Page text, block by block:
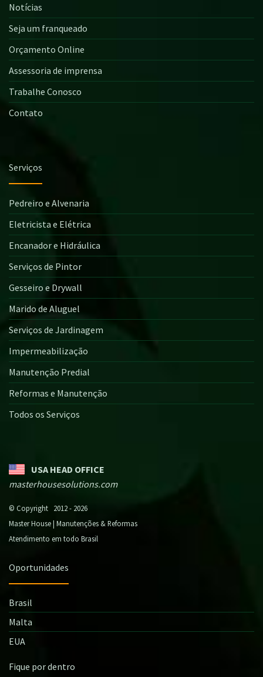
Notícias
Seja um franqueado
Orçamento Online
Assessoria de imprensa
Trabalhe Conosco
Contato
Serviços
Pedreiro e Alvenaria
Eletricista e Elétrica
Encanador e Hidráulica
Serviços de Pintor
Gesseiro e Drywall
Marido de Aluguel
Serviços de Jardinagem
Impermeabilização
Manutenção Predial
Reformas e Manutenção
Todos os Serviços
USA HEAD OFFICE
masterhousesolutions.com
© Copyright 2012 - 2026
Master House | Manutenções & Reformas
Atendimento em todo Brasil
Oportunidades
Brasil
Malta
EUA
Fique por dentro